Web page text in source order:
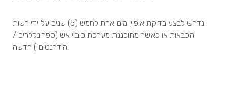
נדרש לבצע בדיקת אופיין מים אחת לחמש (5) שנים על ידי רשות
הכבאות או כאשר מתוכננת מערכת כיבוי אש (ספרינקלרים /
הידרנטים ) חדשה.